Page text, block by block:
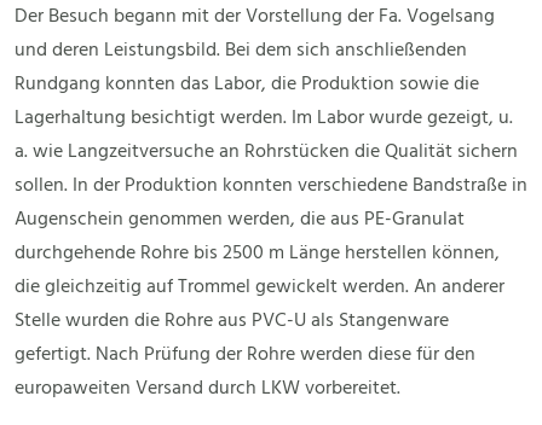
Der Besuch begann mit der Vorstellung der Fa. Vogelsang
und deren Leistungsbild. Bei dem sich anschließenden
Rundgang konnten das Labor, die Produktion sowie die
Lagerhaltung besichtigt werden. Im Labor wurde gezeigt, u.
a. wie Langzeitversuche an Rohrstücken die Qualität sichern
sollen. In der Produktion konnten verschiedene Bandstraße in
Augenschein genommen werden, die aus PE-Granulat
durchgehende Rohre bis 2500 m Länge herstellen können,
die gleichzeitig auf Trommel gewickelt werden. An anderer
Stelle wurden die Rohre aus PVC-U als Stangenware
gefertigt. Nach Prüfung der Rohre werden diese für den
europaweiten Versand durch LKW vorbereitet.